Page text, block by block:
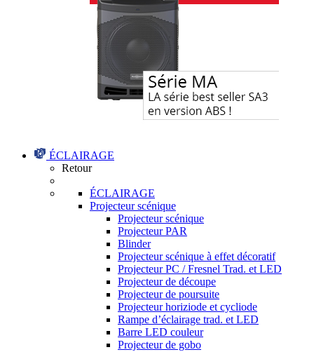
ÉCLAIRAGE
Retour
ÉCLAIRAGE
Projecteur scénique
Projecteur scénique
Projecteur PAR
Blinder
Projecteur scénique à effet décoratif
Projecteur PC / Fresnel Trad. et LED
Projecteur de découpe
Projecteur de poursuite
Projecteur horiziode et cycliode
Rampe d’éclairage trad. et LED
Barre LED couleur
Projecteur de gobo